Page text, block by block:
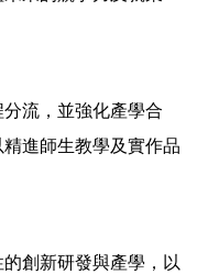
流，並強化產學合
進師生教學及實作品
創新研發與產學，以